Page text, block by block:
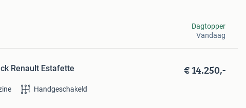
Dagtopper
Vandaag
Renault Estafette € 14.250,-
Handgeschakeld